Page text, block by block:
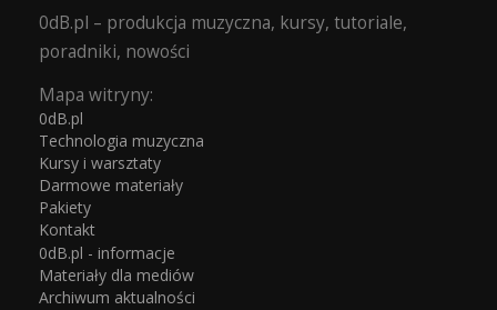
0dB.pl – produkcja muzyczna, kursy, tutoriale,
poradniki, nowości
Mapa witryny:
0dB.pl
Technologia muzyczna
Kursy i warsztaty
Darmowe materiały
Pakiety
Kontakt
0dB.pl - informacje
Materiały dla mediów
Archiwum aktualności